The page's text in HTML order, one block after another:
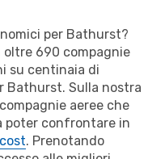
per Bathurst?
oltre 690 compagnie
su centinaia di
Bathurst. Sulla nostra
aeree che
poter confrontare in
. Prenotando